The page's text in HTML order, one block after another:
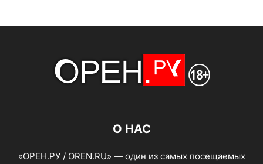
О НАС
«ОРЕН.РУ / OREN.RU» — один из самых посещаемых